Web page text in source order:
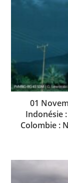
01
Indonésie
Colombie :